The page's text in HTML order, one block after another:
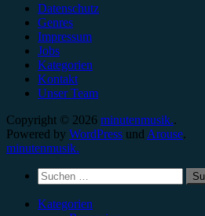
Datenschutz
Genres
Impressum
Jobs
Kategorien
Kontakt
Unser Team
Copyright © 2026 minutenmusik..
Powered by WordPress und Arouse.
minutenmusik.
Suchen
nach:
Kategorien